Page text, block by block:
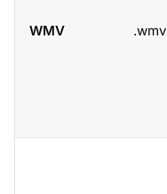
WMV .wmv